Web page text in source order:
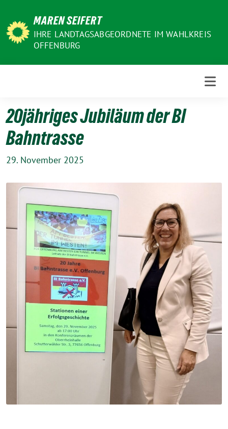
zum
Inhalt
MAREN SEIFERT
IHRE LANDTAGSABGEORDNETE IM WAHLKREIS
OFFENBURG
20jähriges Jubiläum der BI
Bahntrasse
29. November 2025